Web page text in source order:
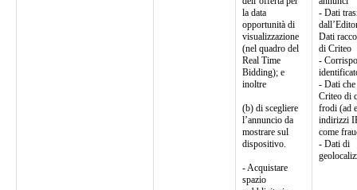
la data
opportunità di
visualizzazione
(nel quadro del
Real Time
Bidding); e
inoltre
(b) di scegliere
l’annuncio da
mostrare sul
dispositivo.
- Acquistare
spazio
- Dati
Dati
di Criteo
-
- Dati che
Criteo di
frodi (ad
indirizzi
come
- Dati di